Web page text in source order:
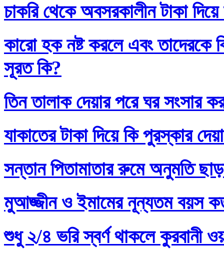
চাকরি থেকে অবসরকালীন টাকা
কারো হক নষ্ট করলে এবং তাদেরকে
সূরত কি?
তিন তালাক দেয়ার পরে ঘর সংসার
যাকাতের টাকা দিয়ে কি পুরস্কার
সন্তান পিতামাতার রুমে অনুমতি
মুআজ্জীন ও ইমামের নূন্যতম বয়স
শুধু ২/৪ ভরি স্বর্ণ থাকলে কুরবানী